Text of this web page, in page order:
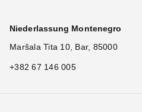
Niederlassung Montenegro
Maršala Tita 10, Bar, 85000
+382 67 146 005